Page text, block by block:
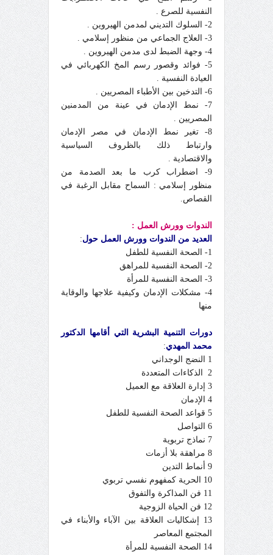
النفسية للصرع .
2- السلوك التديني لمدمن الهيروين .
3- العلاج الجماعي من منظور إسلامي .
4- وجهة الضبط لدى مدمن الهيروين .
5- فوائد وقصور رسم المخ الكهربائي في
العيادة النفسية .
6- التدخين بين الأطباء المصريين .
7- نمط الإدمان في عينة من المدمنين
المصريين .
8- تغير نمط الإدمان في مصر الإدمان
وارتباط ذلك بالظروف السياسية
والاقتصادية .
9- اضطراب كرب ما بعد الصدمة من
منظور إسلامي : السماح مقابل الرغبة في
القصاص.
الندوات وورش العمل :
العديد من الندوات وورش العمل حول:
1- الصحة النفسية للطفل
2- الصحة النفسية للمراهق
3- الصحة النفسية للمرأة
4- مشكلات الإدمان وكيفية علاجها والوقاية
منها
دورات التنمية البشرية التي أقامها الدكتور
محمد المهدي:
1 النضج الوجداني
2 الذكاءات المتعددة
3 إدارة العلاقة مع العميل
4 الإدمان
5 قواعد الصحة النفسية للطفل
6 التواصل
7 نماذج تربوية
8 مراهقة بلا أزمات
9 أنماط التدين
10 الحرية كمفهوم نفسي تربوي
11 فن المذاكرة والتفوق
12 فن الحياة الزوجية
13 إشكاليات العلاقة بين الآباء والأبناء في
المجتمع المعاصر
14 الصحة النفسية للمرأة